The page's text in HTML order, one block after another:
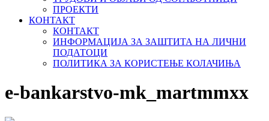
ПРОЕКТИ
КОНТАКТ
КОНТАКТ
ИНФОРМАЦИЈА ЗА ЗАШТИТА НА ЛИЧНИ
ПОДАТОЦИ
ПОЛИТИКА ЗА КОРИСТЕЊЕ КОЛАЧИЊА
e-bankarstvo-mk_martmmxx